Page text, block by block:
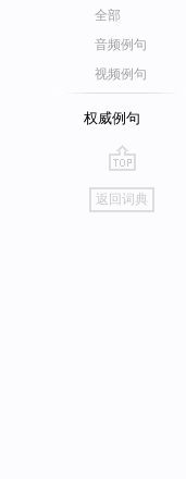
全部
音频例句
视频例句
权威例句
go
top
返回词典